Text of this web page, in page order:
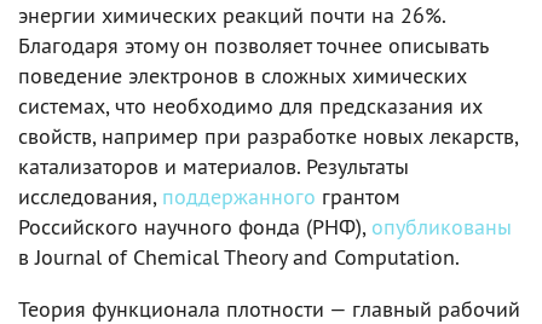
энергии химических реакций почти на 26%.
Благодаря этому он позволяет точнее описывать
поведение электронов в сложных химических
системах, что необходимо для предсказания их
свойств, например при разработке новых лекарств,
катализаторов и материалов. Результаты
исследования, поддержанного грантом
Российского научного фонда (РНФ), опубликованы
в Journal of Chemical Theory and Computation.
Теория функционала плотности — главный рабочий